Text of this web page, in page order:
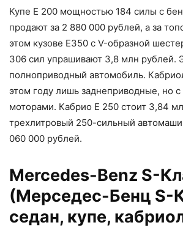
Купе Е 200 мощностью 184 силы с
продают за 2 880 000 рублей, а за
этом кузове Е350 с V-образной
306 сил упрашивают 3,8 млн рублей.
полноприводный автомобиль.
этом году лишь заднеприводные, но
моторами. Кабрио Е 250 стоит 3,84
трехлитровый 250-сильный
060 000 рублей.
Mercedes-Benz S-
(Мерседес-Бенц S-
седан, купе,